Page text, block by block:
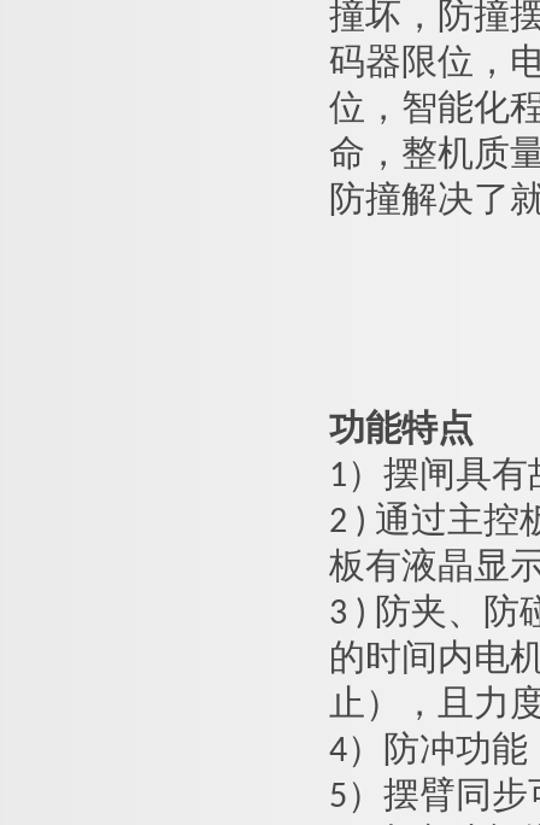
撞坏，防撞
码器限位，
位，智能化
命，整机质
防撞解决了
功能特点
1） 摆闸 具有
2 ) 通过主控
板有液晶显
3 ) 防夹、防
的时间内电
止），且力
4）防冲功
5）摆臂同